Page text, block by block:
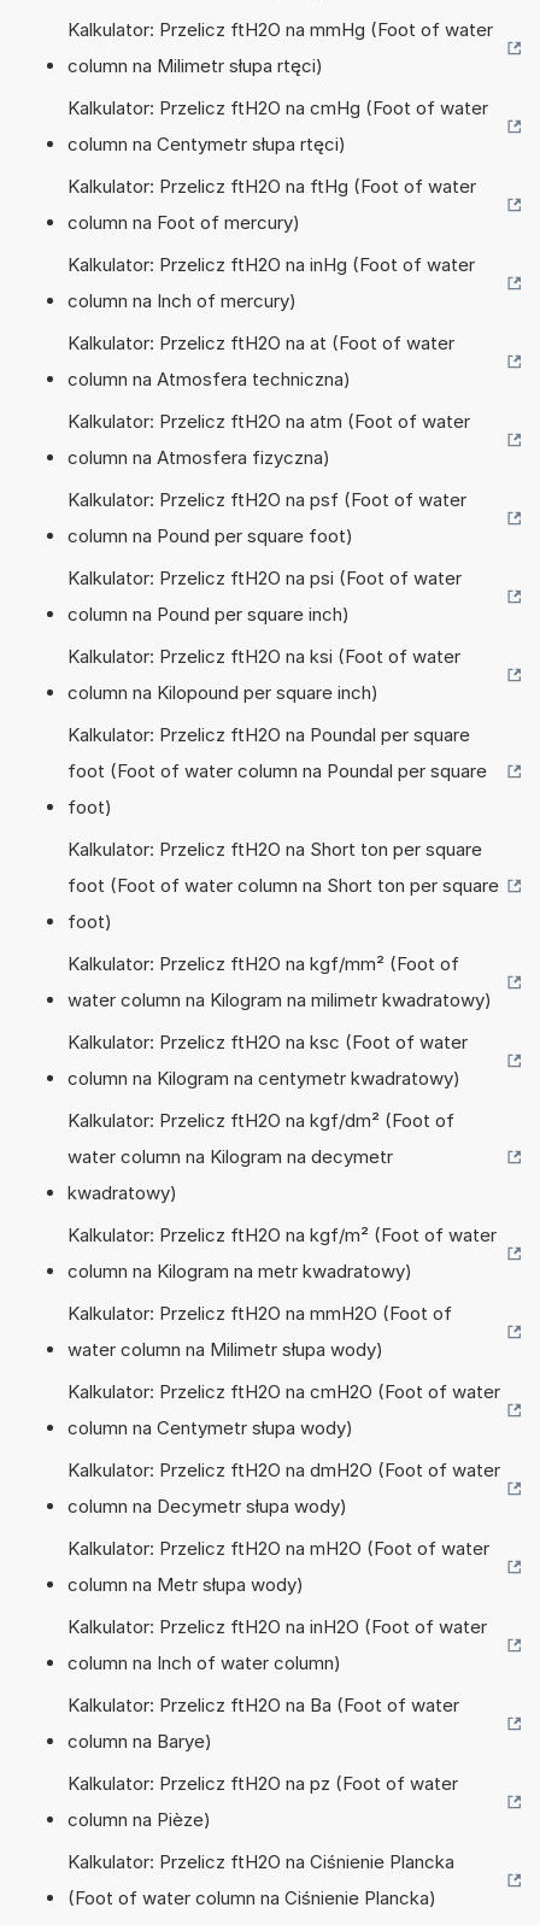
Kalkulator: Przelicz ftH2O na mmHg (Foot of water
column na Milimetr słupa rtęci)
Kalkulator: Przelicz ftH2O na cmHg (Foot of water
column na Centymetr słupa rtęci)
Kalkulator: Przelicz ftH2O na ftHg (Foot of water
column na Foot of mercury)
Kalkulator: Przelicz ftH2O na inHg (Foot of water
column na Inch of mercury)
Kalkulator: Przelicz ftH2O na at (Foot of water
column na Atmosfera techniczna)
Kalkulator: Przelicz ftH2O na atm (Foot of water
column na Atmosfera fizyczna)
Kalkulator: Przelicz ftH2O na psf (Foot of water
column na Pound per square foot)
Kalkulator: Przelicz ftH2O na psi (Foot of water
column na Pound per square inch)
Kalkulator: Przelicz ftH2O na ksi (Foot of water
column na Kilopound per square inch)
Kalkulator: Przelicz ftH2O na Poundal per square
foot (Foot of water column na Poundal per square
foot)
Kalkulator: Przelicz ftH2O na Short ton per square
foot (Foot of water column na Short ton per square
foot)
Kalkulator: Przelicz ftH2O na kgf/mm² (Foot of
water column na Kilogram na milimetr kwadratowy)
Kalkulator: Przelicz ftH2O na ksc (Foot of water
column na Kilogram na centymetr kwadratowy)
Kalkulator: Przelicz ftH2O na kgf/dm² (Foot of
water column na Kilogram na decymetr
kwadratowy)
Kalkulator: Przelicz ftH2O na kgf/m² (Foot of water
column na Kilogram na metr kwadratowy)
Kalkulator: Przelicz ftH2O na mmH2O (Foot of
water column na Milimetr słupa wody)
Kalkulator: Przelicz ftH2O na cmH2O (Foot of water
column na Centymetr słupa wody)
Kalkulator: Przelicz ftH2O na dmH2O (Foot of water
column na Decymetr słupa wody)
Kalkulator: Przelicz ftH2O na mH2O (Foot of water
column na Metr słupa wody)
Kalkulator: Przelicz ftH2O na inH2O (Foot of water
column na Inch of water column)
Kalkulator: Przelicz ftH2O na Ba (Foot of water
column na Barye)
Kalkulator: Przelicz ftH2O na pz (Foot of water
column na Pièze)
Kalkulator: Przelicz ftH2O na Ciśnienie Plancka
(Foot of water column na Ciśnienie Plancka)